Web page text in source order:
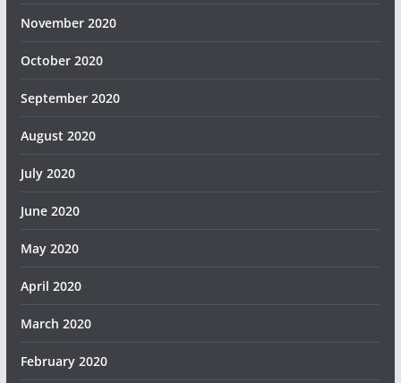
November 2020
October 2020
September 2020
August 2020
July 2020
June 2020
May 2020
April 2020
March 2020
February 2020